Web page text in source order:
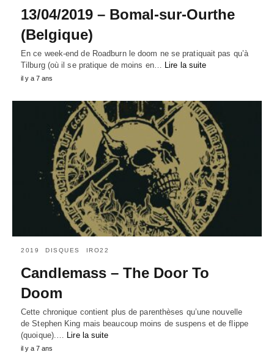
13/04/2019 – Bomal-sur-Ourthe
(Belgique)
En ce week-end de Roadburn le doom ne se pratiquait pas qu’à
Tilburg (où il se pratique de moins en…
Lire la suite
il y a 7 ans
2019 DISQUES IRO22
Candlemass – The Door To
Doom
Cette chronique contient plus de parenthèses qu’une nouvelle
de Stephen King mais beaucoup moins de suspens et de flippe
(quoique).… Lire la suite
il y a 7 ans